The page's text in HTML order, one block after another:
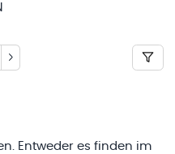
Entweder es finden im